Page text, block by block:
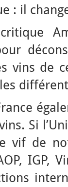
: il
vins de
Si
vif de
IGP,